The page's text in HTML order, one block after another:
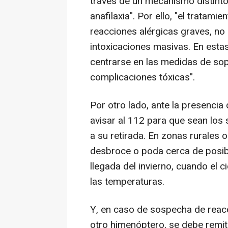
anafilaxia". Por ello, "el
reacciones alérgicas graves,
intoxicaciones masivas. En
centrarse en las medidas de
complicaciones tóxicas".
Por otro lado, ante la
avisar al 112 para que sean
a su retirada. En zonas rurales
desbroce o poda cerca de
llegada del invierno, cuando el
las temperaturas.
Y, en caso de sospecha de
otro himenóptero, se debe